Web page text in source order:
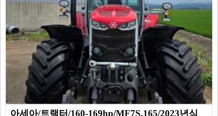
아세아/트랙터/160-169hp/MF7S.165/2023년식